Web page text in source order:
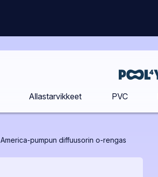
Allastarvikkeet PVC
America-pumpun diffuusorin o-rengas